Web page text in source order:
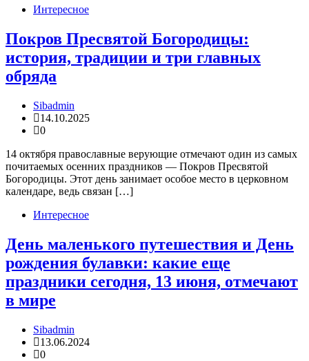
Интересное
Покров Пресвятой Богородицы:
история, традиции и три главных
обряда
Sibadmin
14.10.2025
0
14 октября православные верующие отмечают один из самых
почитаемых осенних праздников — Покров Пресвятой
Богородицы. Этот день занимает особое место в церковном
календаре, ведь связан […]
Интересное
День маленького путешествия и День
рождения булавки: какие еще
праздники сегодня, 13 июня, отмечают
в мире
Sibadmin
13.06.2024
0